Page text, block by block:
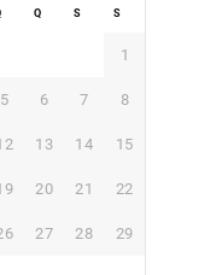
Q S S
1
5 6 7 8
13 14 15
20 21 22
27 28 29